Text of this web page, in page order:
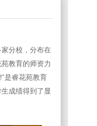
分校，分布在
教育的师资力
是睿花苑教育
成绩得到了显